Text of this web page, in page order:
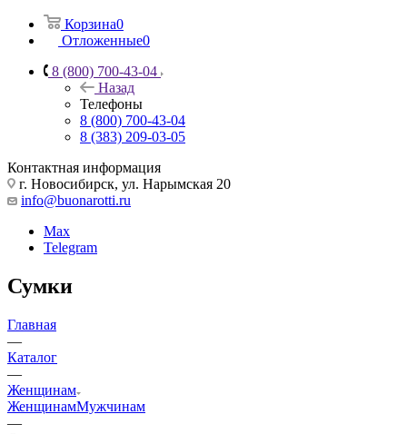
Корзина0
Отложенные0
8 (800) 700-43-04
Назад
Телефоны
8 (800) 700-43-04
8 (383) 209-03-05
Контактная информация
г. Новосибирск, ул. Нарымская 20
info@buonarotti.ru
Max
Telegram
Сумки
Главная
—
Каталог
—
Женщинам
ЖенщинамМужчинам
—